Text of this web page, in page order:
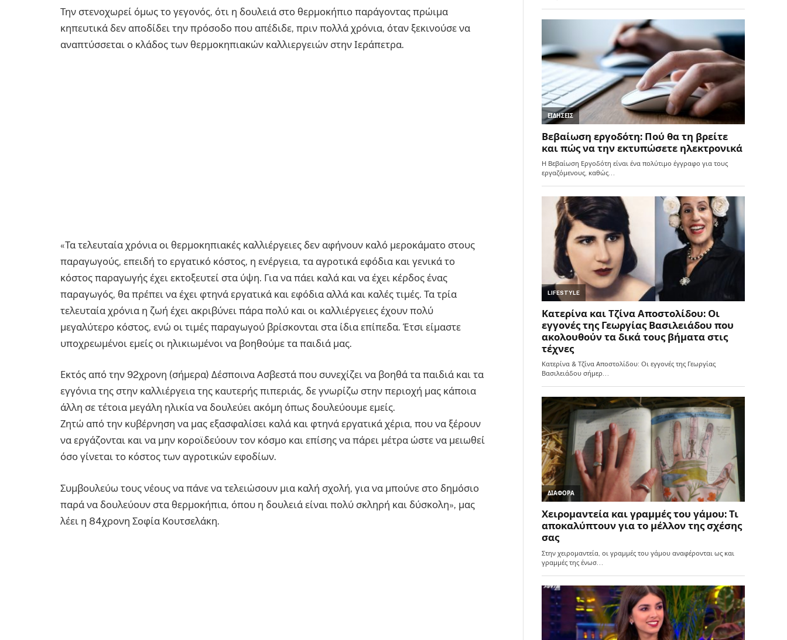
Την στενοχωρεί όμως το γεγονός, ότι η δουλειά στο θερμοκήπιο παράγοντας πρώιμα
κηπευτικά δεν αποδίδει την πρόσοδο που απέδιδε, πριν πολλά χρόνια, όταν ξεκινούσε να
αναπτύσσεται ο κλάδος των θερμοκηπιακών καλλιεργειών στην Ιεράπετρα.
«Τα τελευταία χρόνια οι θερμοκηπιακές καλλιέργειες δεν αφήνουν καλό μεροκάματο στους
παραγωγούς, επειδή το εργατικό κόστος, η ενέργεια, τα αγροτικά εφόδια και γενικά το
κόστος παραγωγής έχει εκτοξευτεί στα ύψη. Για να πάει καλά και να έχει κέρδος ένας
παραγωγός, θα πρέπει να έχει φτηνά εργατικά και εφόδια αλλά και καλές τιμές. Τα τρία
τελευταία χρόνια η ζωή έχει ακριβύνει πάρα πολύ και οι καλλιέργειες έχουν πολύ
μεγαλύτερο κόστος, ενώ οι τιμές παραγωγού βρίσκονται στα ίδια επίπεδα. Έτσι είμαστε
υποχρεωμένοι εμείς οι ηλικιωμένοι να βοηθούμε τα παιδιά μας.
Εκτός από την 92χρονη (σήμερα) Δέσποινα Ασβεστά που συνεχίζει να βοηθά τα παιδιά και τα
εγγόνια της στην καλλιέργεια της καυτερής πιπεριάς, δε γνωρίζω στην περιοχή μας κάποια
άλλη σε τέτοια μεγάλη ηλικία να δουλεύει ακόμη όπως δουλεύουμε εμείς.
Ζητώ από την κυβέρνηση να μας εξασφαλίσει καλά και φτηνά εργατικά χέρια, που να ξέρουν
να εργάζονται και να μην κοροϊδεύουν τον κόσμο και επίσης να πάρει μέτρα ώστε να μειωθεί
όσο γίνεται το κόστος των αγροτικών εφοδίων.
Συμβουλεύω τους νέους να πάνε να τελειώσουν μια καλή σχολή, για να μπούνε στο δημόσιο
παρά να δουλεύουν στα θερμοκήπια, όπου η δουλειά είναι πολύ σκληρή και δύσκολη», μας
λέει η 84χρονη Σοφία Κουτσελάκη.